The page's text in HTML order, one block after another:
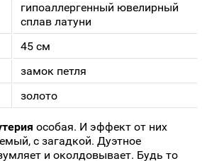
гипоаллергенный ювелирный
сплав латуни
45 см
замок петля
золото
особая. И эффект от них
с загадкой. Дуэтное
и околдовывает. Будь то